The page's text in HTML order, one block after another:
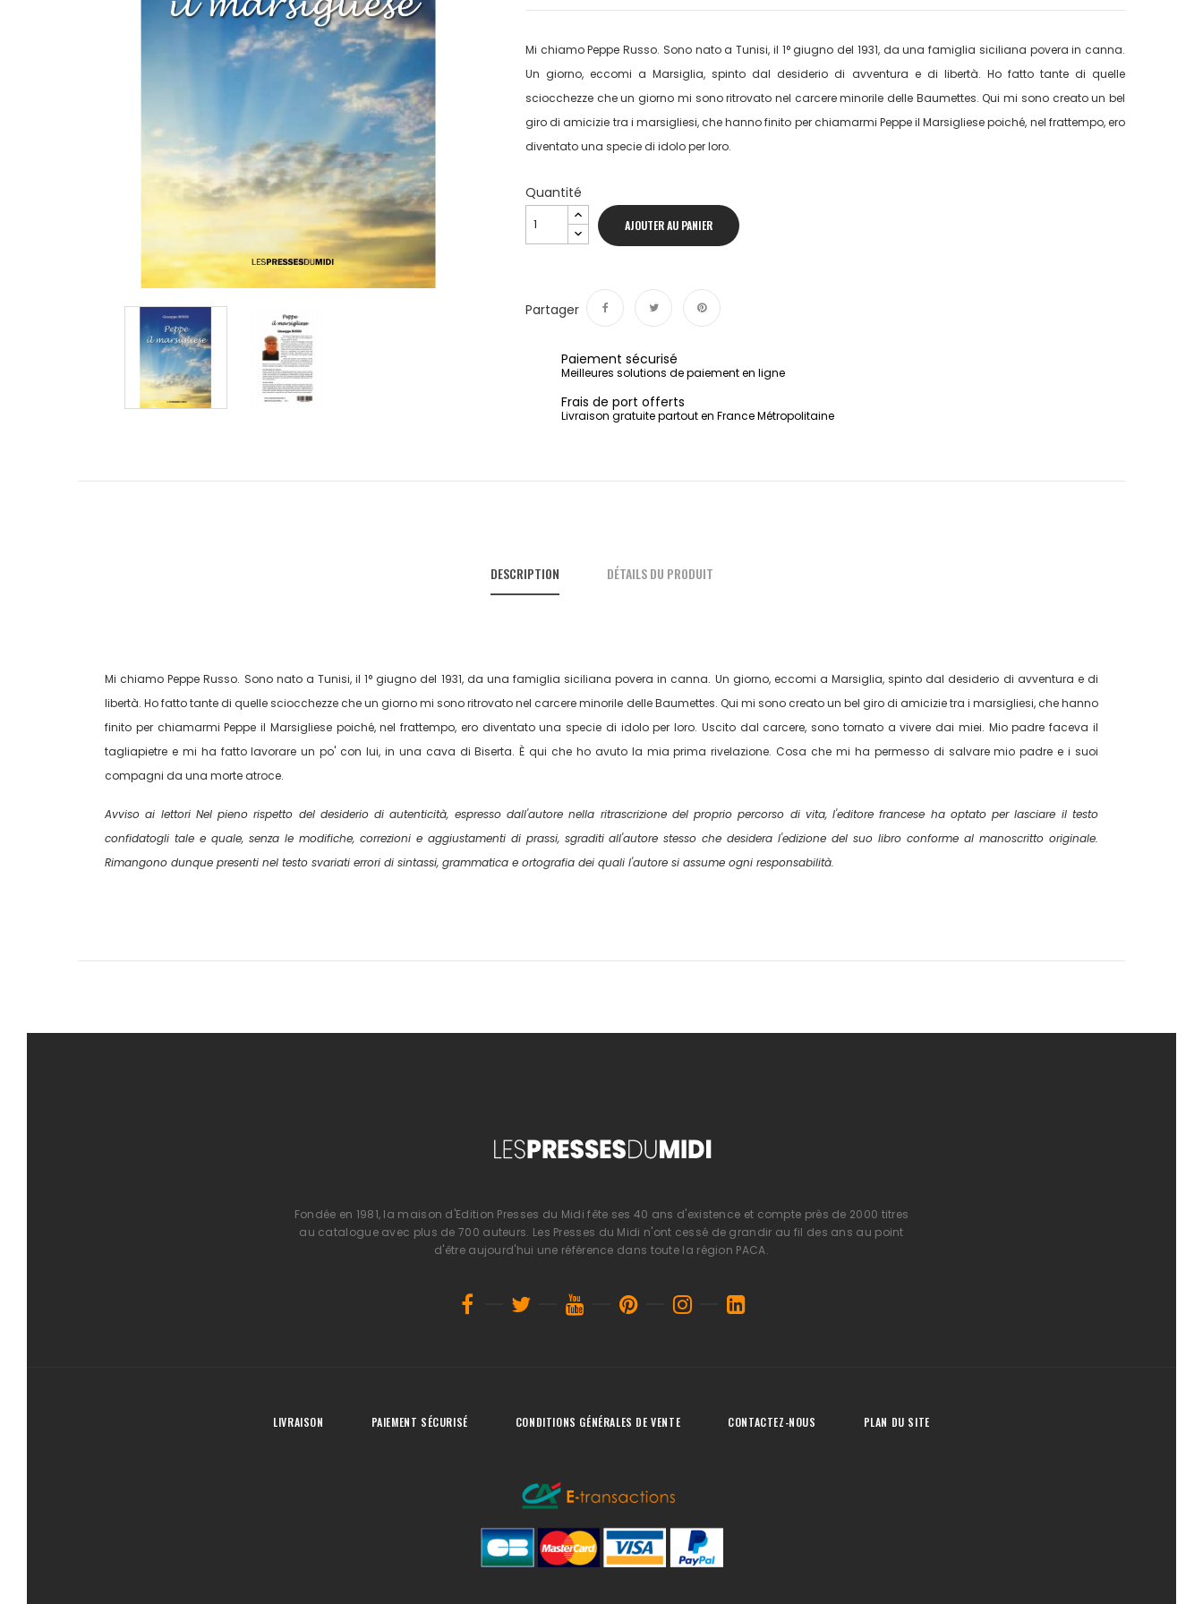
Mi chiamo Peppe Russo. Sono nato a Tunisi, il 1° giugno del 1931, da una famiglia siciliana povera in canna.
Un giorno, eccomi a Marsiglia, spinto dal desiderio di avventura e di libertà. Ho fatto tante di quelle
sciocchezze che un giorno mi sono ritrovato nel carcere minorile delle Baumettes. Qui mi sono creato un bel
giro di amicizie tra i marsigliesi, che hanno finito per chiamarmi Peppe il Marsigliese poiché, nel frattempo, ero
diventato una specie di idolo per loro.
Quantité
AJOUTER AU PANIER
Partager
Paiement sécurisé
Meilleures solutions de paiement en ligne
Frais de port offerts
Livraison gratuite partout en France Métropolitaine
DESCRIPTION DÉTAILS DU PRODUIT
Mi chiamo Peppe Russo. Sono nato a Tunisi, il 1° giugno del 1931, da una famiglia siciliana povera in canna. Un giorno, eccomi a Marsiglia, spinto dal desiderio di avventura e di
libertà. Ho fatto tante di quelle sciocchezze che un giorno mi sono ritrovato nel carcere minorile delle Baumettes. Qui mi sono creato un bel giro di amicizie tra i marsigliesi, che hanno
finito per chiamarmi Peppe il Marsigliese poiché, nel frattempo, ero diventato una specie di idolo per loro. Uscito dal carcere, sono tornato a vivere dai miei. Mio padre faceva il
tagliapietre e mi ha fatto lavorare un po' con lui, in una cava di Biserta. È qui che ho avuto la mia prima rivelazione. Cosa che mi ha permesso di salvare mio padre e i suoi
compagni da una morte atroce.
Avviso ai lettori Nel pieno rispetto del desiderio di autenticità, espresso dall'autore nella ritrascrizione del proprio percorso di vita, l'editore francese ha optato per lasciare il testo
confidatogli tale e quale, senza le modifiche, correzioni e aggiustamenti di prassi, sgraditi all'autore stesso che desidera l'edizione del suo libro conforme al manoscritto originale.
Rimangono dunque presenti nel testo svariati errori di sintassi, grammatica e ortografia dei quali l'autore si assume ogni responsabilità.
Fondée en 1981, la maison d'Edition Presses du Midi fête ses 40 ans d'existence et compte près de 2000 titres
au catalogue avec plus de 700 auteurs. Les Presses du Midi n'ont cessé de grandir au fil des ans au point
d'être aujourd'hui une référence dans toute la région PACA.
LIVRAISON PAIEMENT SÉCURISÉ CONDITIONS GÉNÉRALES DE VENTE CONTACTEZ-NOUS PLAN DU SITE